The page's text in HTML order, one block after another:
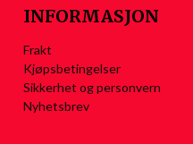
INFORMASJON
Frakt
Kjøpsbetingelser
Sikkerhet og personvern
Nyhetsbrev